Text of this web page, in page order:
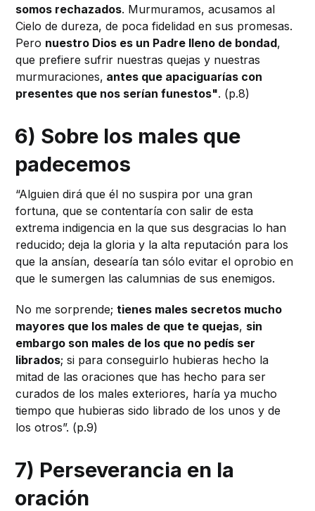
somos rechazados. Murmuramos, acusamos al
Cielo de dureza, de poca fidelidad en sus promesas.
Pero nuestro Dios es un Padre lleno de bondad,
que prefiere sufrir nuestras quejas y nuestras
murmuraciones, antes que apaciguarías con
presentes que nos serían funestos". (p.8)
6) Sobre los males que
padecemos
“Alguien dirá que él no suspira por una gran
fortuna, que se contentaría con salir de esta
extrema indigencia en la que sus desgracias lo han
reducido; deja la gloria y la alta reputación para los
que la ansían, desearía tan sólo evitar el oprobio en
que le sumergen las calumnias de sus enemigos.
No me sorprende;tienes males secretos mucho
mayores que los males de que te quejas, sin
embargo son males de los que no pedís ser
librados; si para conseguirlo hubieras hecho la
mitad de las oraciones que has hecho para ser
curados de los males exteriores, haría ya mucho
tiempo que hubieras sido librado de los unos y de
los otros”. (p.9)
7) Perseverancia en la
oración